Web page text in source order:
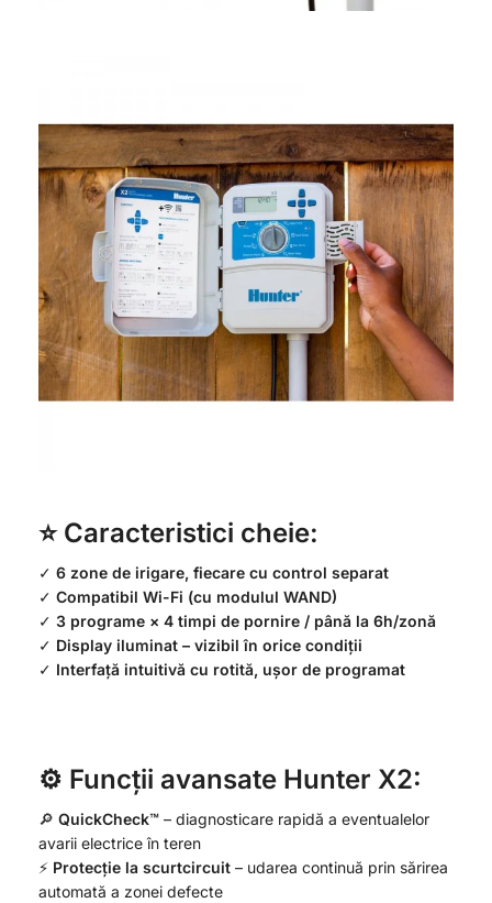
⭐ Caracteristici cheie:
✓ 6 zone de irigare, fiecare cu control separat
✓ Compatibil Wi-Fi (cu modulul WAND)
✓ 3 programe × 4 timpi de pornire / până la 6h/zonă
✓ Display iluminat – vizibil în orice condiții
✓ Interfață intuitivă cu rotită, ușor de programat
⚙️ Funcții avansate Hunter X2:
🔎 QuickCheck™ – diagnosticare rapidă a eventualelor
avarii electrice în teren
⚡ Protecție la scurtcircuit – udarea continuă prin sărirea
automată a zonei defecte